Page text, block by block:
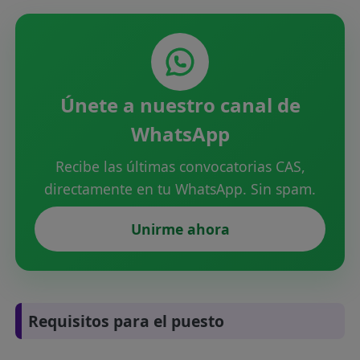
Únete a nuestro canal de
WhatsApp
Recibe las últimas convocatorias CAS,
directamente en tu WhatsApp. Sin spam.
Unirme ahora
Requisitos para el puesto